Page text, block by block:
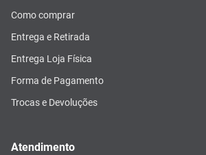
Como comprar
Entrega e Retirada
Entrega Loja Física
Forma de Pagamento
Trocas e Devoluções
Atendimento